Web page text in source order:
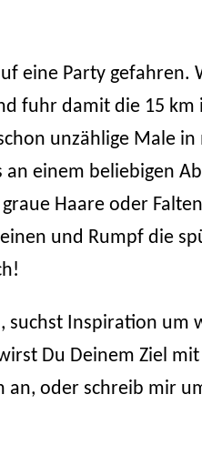
eine Party
fuhr damit die 15 km
unzählige Male
einem beliebigen
Haare oder
und Rumpf die
Inspiration um
Du Deinem Ziel
an, oder schreib mir